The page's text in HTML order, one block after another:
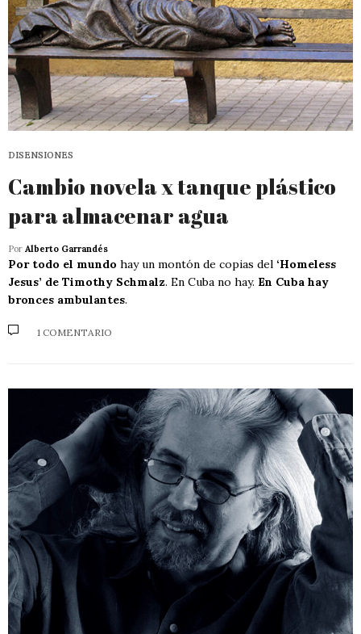
DISENSIONES
Cambio novela x tanque plástico
para almacenar agua
Por Alberto Garrandés
Por todo el mundo hay un montón de copias del ‘Homeless
Jesus’ de Timothy Schmalz. En Cuba no hay. En Cuba hay
bronces ambulantes.
1 COMENTARIO